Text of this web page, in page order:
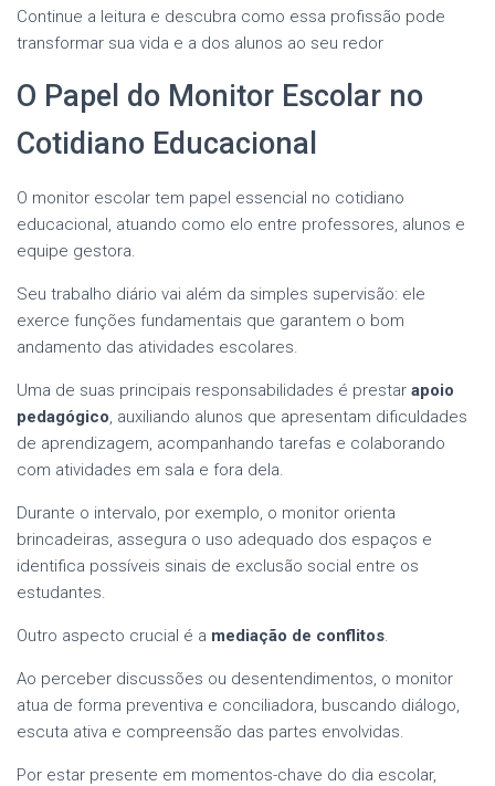
Continue a leitura e descubra como essa profissão pode
transformar sua vida e a dos alunos ao seu redor
O Papel do Monitor Escolar no
Cotidiano Educacional
O monitor escolar tem papel essencial no cotidiano
educacional, atuando como elo entre professores, alunos e
equipe gestora.
Seu trabalho diário vai além da simples supervisão: ele
exerce funções fundamentais que garantem o bom
andamento das atividades escolares.
Uma de suas principais responsabilidades é prestar apoio
pedagógico, auxiliando alunos que apresentam dificuldades
de aprendizagem, acompanhando tarefas e colaborando
com atividades em sala e fora dela.
Durante o intervalo, por exemplo, o monitor orienta
brincadeiras, assegura o uso adequado dos espaços e
identifica possíveis sinais de exclusão social entre os
estudantes.
Outro aspecto crucial é a mediação de conflitos.
Ao perceber discussões ou desentendimentos, o monitor
atua de forma preventiva e conciliadora, buscando diálogo,
escuta ativa e compreensão das partes envolvidas.
Por estar presente em momentos-chave do dia escolar,